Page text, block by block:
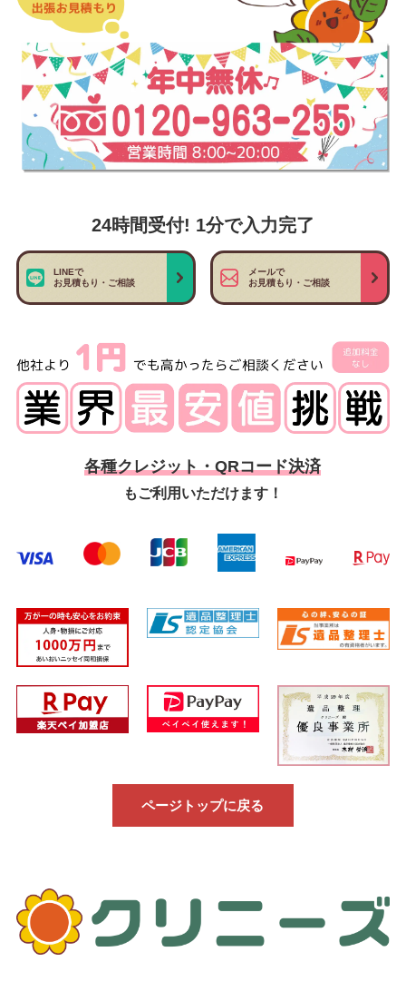
24時間受付! 1分で入力完了
LINEで
お見積もり・ご相談
メールで
お見積もり・ご相談
各種クレジット・QRコード決済
もご利用いただけます！
ページトップに戻る